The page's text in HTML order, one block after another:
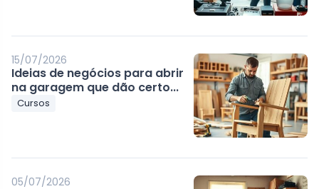
15/07/2026
Ideias de negócios para abrir
na garagem que dão certo...
Cursos
05/07/2026